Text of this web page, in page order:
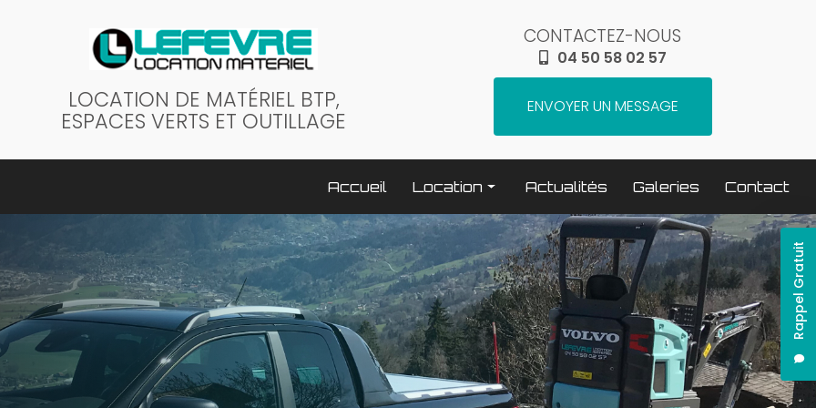
LOCATION DE MATÉRIEL BTP,
ESPACES VERTS ET OUTILLAGE
CONTACTEZ-NOUS
04 50 58 02 57
ENVOYER UN MESSAGE
Rappel Gratuit
Accueil
Location
Terrassement / compactage
Transport
Elévation / levage
Espaces verts
Traitement béton
Nettoyage
Actualités Galeries Contact